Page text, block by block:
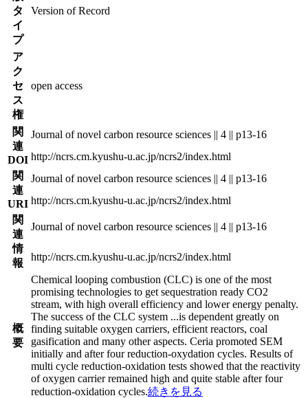
タ
イ
プ
Version of Record
ア
ク
セ
ス
権
open access
関
連
DOI
Journal of novel carbon resource sciences || 4 || p13-16
http://ncrs.cm.kyushu-u.ac.jp/ncrs2/index.html
関
連
URI
Journal of novel carbon resource sciences || 4 || p13-16
http://ncrs.cm.kyushu-u.ac.jp/ncrs2/index.html
関
連
情
報
Journal of novel carbon resource sciences || 4 || p13-16
http://ncrs.cm.kyushu-u.ac.jp/ncrs2/index.html
概
要
Chemical looping combustion (CLC) is one of the most
promising technologies to get sequestration ready CO2
stream, with high overall efficiency and lower energy penalty.
The success of the CLC system ...is dependent greatly on
finding suitable oxygen carriers, efficient reactors, coal
gasification and many other aspects. Ceria promoted SEM
initially and after four reduction-oxydation cycles. Results of
multi cycle reduction-oxidation tests showed that the reactivity
of oxygen carrier remained high and quite stable after four
reduction-oxidation cycles.続きを見る